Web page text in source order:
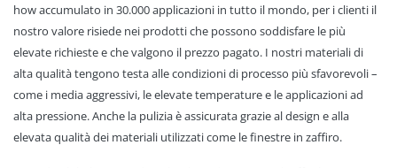
how accumulato in 30.000 applicazioni in tutto il mondo, per i clienti il
nostro valore risiede nei prodotti che possono soddisfare le più
elevate richieste e che valgono il prezzo pagato. I nostri materiali di
alta qualità tengono testa alle condizioni di processo più sfavorevoli –
come i media aggressivi, le elevate temperature e le applicazioni ad
alta pressione. Anche la pulizia è assicurata grazie al design e alla
elevata qualità dei materiali utilizzati come le finestre in zaffiro.